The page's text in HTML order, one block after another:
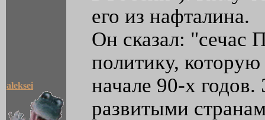
aleksei
его из нафталина.
Он сказал: "сечас
политику,
начале 90-х
развитыми